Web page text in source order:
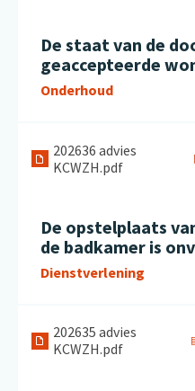
De staat van de
geaccepteerde
Onderhoud
202636 advies
KCWZH.pdf
De opstelplaats
de badkamer is
Dienstverlening
202635 advies
KCWZH.pdf